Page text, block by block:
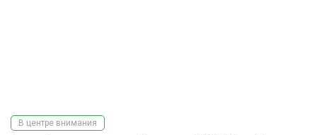
В центре внимания